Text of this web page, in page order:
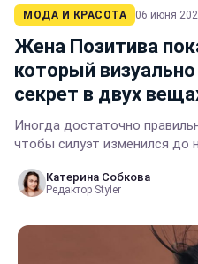
МОДА И КРАСОТА 06 июня
Жена Позитива
который
секрет в двух
Иногда достаточно
чтобы силуэт изменился до
Катерина Собкова
Редактор Styler